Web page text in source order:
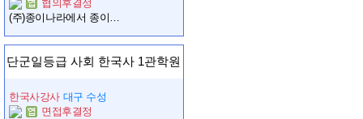
협의후결정
(주)종이나라에서 종이접기 선생님을 모십니다.
단군일등급 사회 한국사 1관학원
한국사강사 대구 수성
면접후결정